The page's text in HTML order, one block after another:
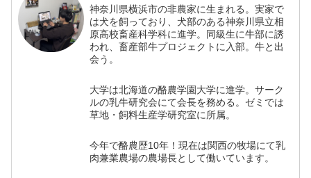
神奈川県横浜市の非農家に生まれる。実家で
は犬を飼っており、犬部のある神奈川県立相
原高校畜産科学科に進学。同級生に牛部に誘
われ、畜産部牛プロジェクトに入部。牛と出
会う。
大学は北海道の酪農学園大学に進学。サーク
ルの乳牛研究会にて会長を務める。ゼミでは
草地・飼料生産学研究室に所属。
今年で酪農歴10年！現在は関西の牧場にて乳
肉兼業農場の農場長として働いています。